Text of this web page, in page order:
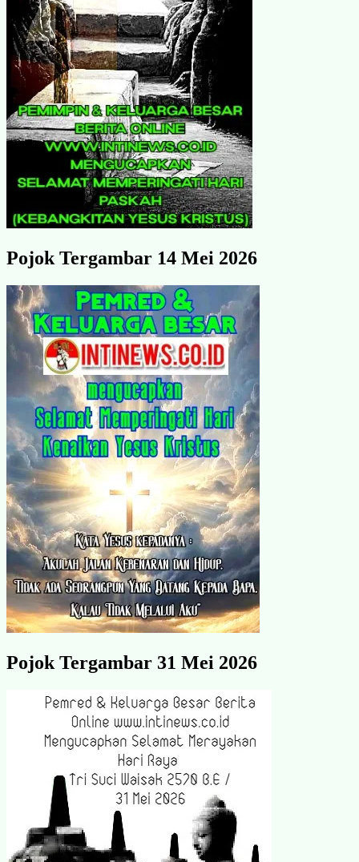
Pojok Tergambar 14 Mei 2026
Pojok Tergambar 31 Mei 2026